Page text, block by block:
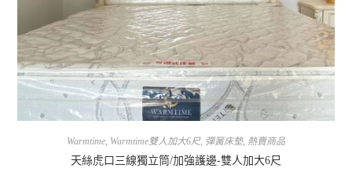
Warmtime, Warmtime雙人加大6尺, 彈簧床墊, 熱賣商品
天絲虎口三線獨立筒/加強護邊-雙人加大6尺